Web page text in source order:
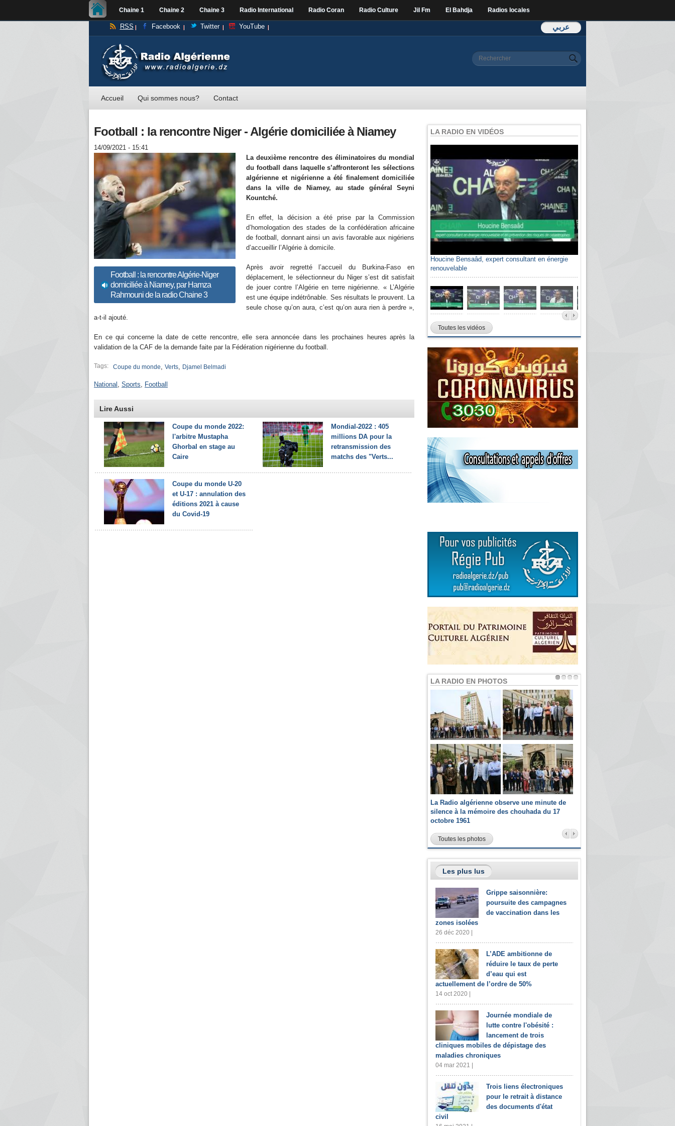
Chaine 1 Chaine 2 Chaine 3 Radio International Radio Coran Radio Culture Jil Fm El Bahdja Radios locales
عربي RSS Facebook Twitter YouTube
Formulaire de
Rechercher
Accueil Qui sommes nous? Contact
Football : la rencontre Niger - Algérie domiciliée à Niamey
14/09/2021 - 15:41
Football : la rencontre Algérie-Niger
domiciliée à Niamey, par Hamza
Rahmouni de la radio Chaine 3
La deuxième rencontre des éliminatoires du mondial
du football dans laquelle s’affronteront les sélections
algérienne et nigérienne a été finalement domiciliée
dans la ville de Niamey, au stade général Seyni
Kountché.
En effet, la décision a été prise par la Commission
d’homologation des stades de la confédération africaine
de football, donnant ainsi un avis favorable aux nigériens
d’accueillir l’Algérie à domicile.
Après avoir regretté l’accueil du Burkina-Faso en
déplacement, le sélectionneur du Niger s’est dit satisfait
de jouer contre l’Algérie en terre nigérienne. « L’Algérie
est une équipe indétrônable. Ses résultats le prouvent. La
seule chose qu’on aura, c’est qu’on aura rien à perdre »,
a-t-il ajouté.
En ce qui concerne la date de cette rencontre, elle sera annoncée dans les prochaines heures après la
validation de la CAF de la demande faite par la Fédération nigérienne du football.
Tags: Coupe du monde, Verts, Djamel Belmadi
National , Sports, Football
Lire Aussi
Coupe du monde 2022:
l'arbitre Mustapha
Ghorbal en stage au
Caire
Mondial-2022 : 405
millions DA pour la
retransmission des
matchs des "Verts...
Coupe du monde U-20
et U-17 : annulation des
éditions 2021 à cause
du Covid-19
LA RADIO EN VIDÉOS
Houcine Bensaâd, expert consultant en énergie
renouvelable
Toutes les vidéos
LA RADIO EN PHOTOS
La Radio algérienne observe une minute de
silence à la mémoire des chouhada du 17
octobre 1961
Toutes les photos
Les plus lus
Grippe saisonnière:
poursuite des campagnes
de vaccination dans les
zones isolées
26 déc 2020 |
L’ADE ambitionne de
réduire le taux de perte
d’eau qui est
actuellement de l’ordre de 50%
14 oct 2020 |
Journée mondiale de
lutte contre l'obésité :
lancement de trois
cliniques mobiles de dépistage des
maladies chroniques
04 mar 2021 |
Trois liens électroniques
pour le retrait à distance
des documents d'état
civil